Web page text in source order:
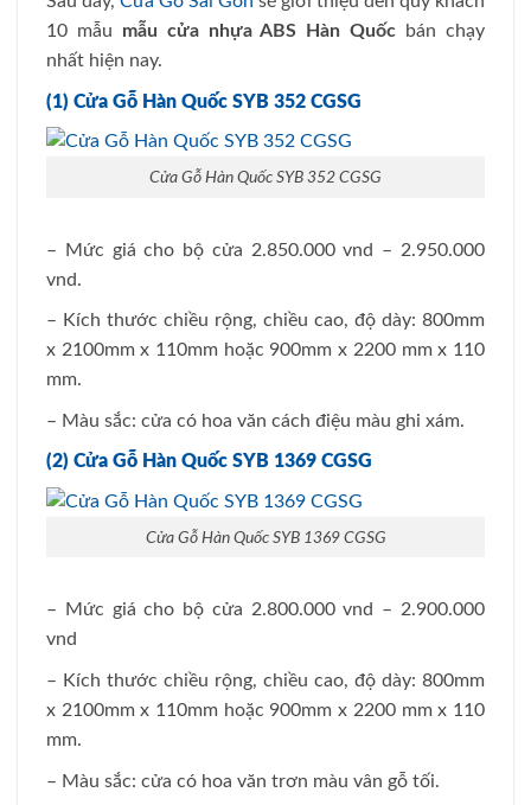
10 mẫu mẫu cửa nhựa ABS Hàn Quốc bán chạy
nhất hiện nay.
(1) Cửa Gỗ Hàn Quốc SYB 352 CGSG
Cửa Gỗ Hàn Quốc SYB 352 CGSG
– Mức giá cho bộ cửa 2.850.000 vnd – 2.950.000
vnd.
– Kích thước chiều rộng, chiều cao, độ dày: 800mm
x 2100mm x 110mm hoặc 900mm x 2200 mm x 110
mm.
– Màu sắc: cửa có hoa văn cách điệu màu ghi xám.
(2) Cửa Gỗ Hàn Quốc SYB 1369 CGSG
Cửa Gỗ Hàn Quốc SYB 1369 CGSG
– Mức giá cho bộ cửa 2.800.000 vnd – 2.900.000
vnd
– Kích thước chiều rộng, chiều cao, độ dày: 800mm
x 2100mm x 110mm hoặc 900mm x 2200 mm x 110
mm.
– Màu sắc: cửa có hoa văn trơn màu vân gỗ tối.